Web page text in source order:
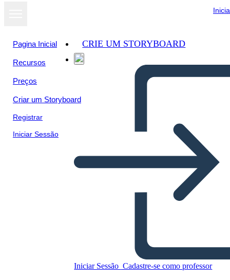
Pagina Inicial
Recursos
Preços
Criar um Storyboard
Registrar
Iniciar Sessão
CRIE UM STORYBOARD
Iniciar Sessão Cadastre-se como professor
Monomito - Parte Três -
Copie este storyboard